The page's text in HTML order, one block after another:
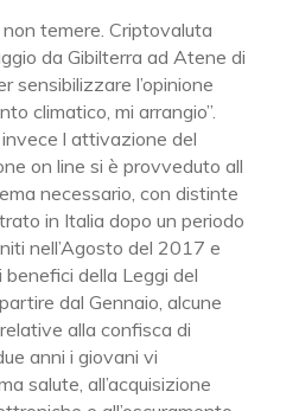
temere. Criptovaluta
da Gibilterra ad Atene di
sensibilizzare l’opinione
climatico, mi arrangio”.
l attivazione del
on line si è provveduto all
necessario, con distinte
in Italia dopo un periodo
nell’Agosto del 2017 e
della Leggi del
dal Gennaio, alcune
alla confisca di
anni i giovani vi
salute, all’acquisizione